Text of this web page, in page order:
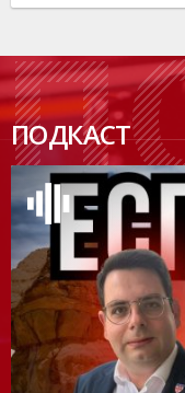
ПОДКАСТ